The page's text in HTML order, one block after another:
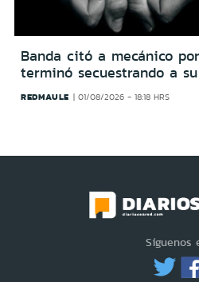
Banda citó a mecánico
terminó secuestrando a
REDMAULE 01/08/2026 - 18:18 HRS
Síguenos